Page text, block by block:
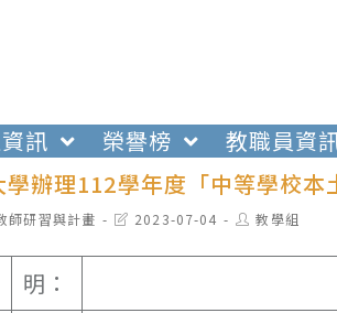
訊 榮譽榜 教職員資
辦理112學年度「中等學校
師研習與計畫
Post2023-07-04
Post教學組
明：